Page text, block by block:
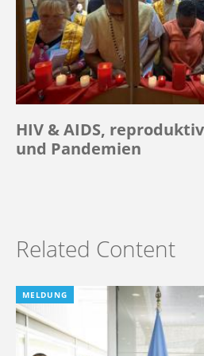
HIV & AIDS,
und Pandemien
Related Content
MELDUNG